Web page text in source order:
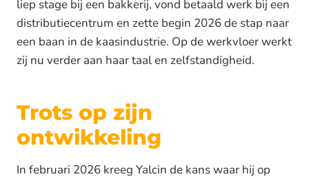
liep stage bij een bakkerij, vond betaald werk bij een
distributiecentrum en zette begin 2026 de stap naar
een baan in de kaasindustrie. Op de werkvloer werkt
zij nu verder aan haar taal en zelfstandigheid.
Trots op zijn
ontwikkeling
In februari 2026 kreeg Yalcin de kans waar hij op